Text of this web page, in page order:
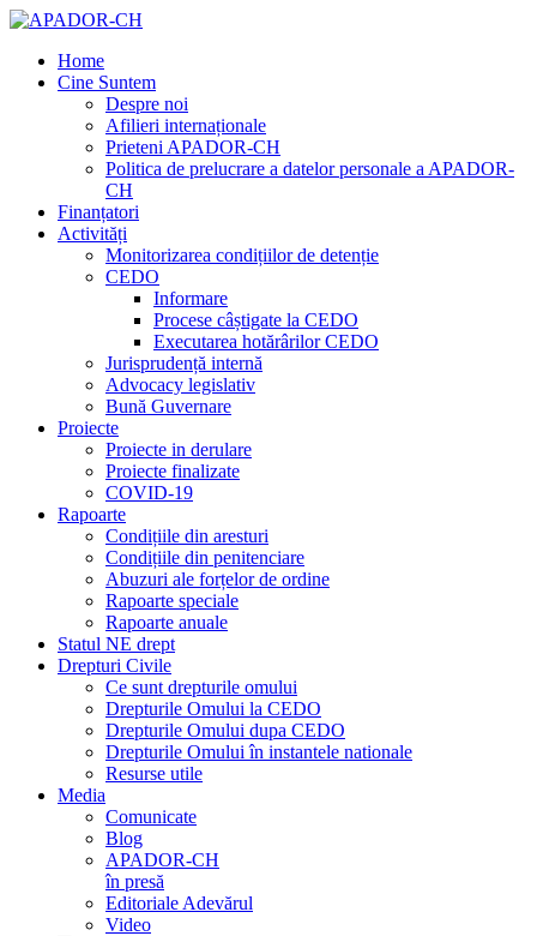
Home
Cine Suntem
Despre noi
Afilieri internaționale
Prieteni APADOR-CH
Politica de prelucrare a datelor personale a APADOR-
CH
Finanțatori
Activități
Monitorizarea condițiilor de detenție
CEDO
Informare
Procese câștigate la CEDO
Executarea hotărârilor CEDO
Jurisprudență internă
Advocacy legislativ
Bună Guvernare
Proiecte
Proiecte in derulare
Proiecte finalizate
COVID-19
Rapoarte
Condițiile din aresturi
Condițiile din penitenciare
Abuzuri ale forțelor de ordine
Rapoarte speciale
Rapoarte anuale
Statul NE drept
Drepturi Civile
Ce sunt drepturile omului
Drepturile Omului la CEDO
Drepturile Omului dupa CEDO
Drepturile Omului în instantele nationale
Resurse utile
Media
Comunicate
Blog
APADOR-CH
în presă
Editoriale Adevărul
Video